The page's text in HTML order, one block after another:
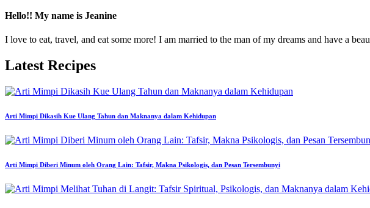
Hello!! My name is Jeanine
I love to eat, travel, and eat some more! I am married to the man of my dreams and have a
Latest Recipes
Arti Mimpi Dikasih Kue Ulang Tahun dan Maknanya dalam Kehidupan
Arti Mimpi Diberi Minum oleh Orang Lain: Tafsir, Makna Psikologis, dan Pesan Tersembunyi